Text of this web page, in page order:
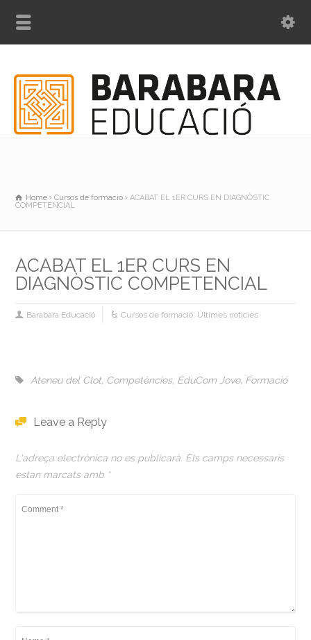
Home Cursos de formació
ACABAT EL 1ER CURS EN DIAGNÒSTIC
COMPETENCIAL
ACABAT EL 1ER CURS EN
DIAGNÒSTIC COMPETENCIAL
Barabara Educació Cursos de formació, Últimes noticies
Ateneu del Clot, Competències, EduCom Jove, Formació
Leave a Reply
L'adreça electrònica no es publicarà. Els camps necessaris
estan marcats amb *